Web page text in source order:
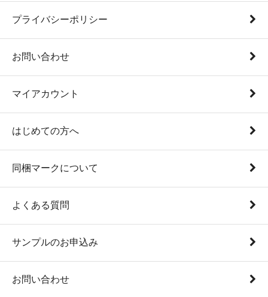
プライバシーポリシー
お問い合わせ
マイアカウント
はじめての方へ
同梱マークについて
よくある質問
サンプルのお申込み
お問い合わせ